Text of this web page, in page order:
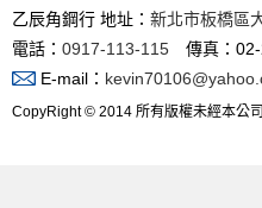
乙辰角鋼行 地址： 新北市板橋區
電話： 0917-113-115 傳真：
E-mail：
CopyRight © 2014 所有版權未經本公